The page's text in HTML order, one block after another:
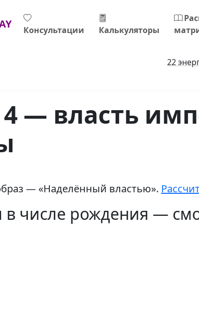
Консультации Калькуляторы
22
— власть
— «Наделённый властью».
в числе рождения —